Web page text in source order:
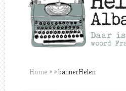
Home » »bannerHelen